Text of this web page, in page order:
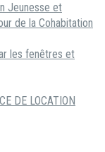
Jeunesse et
de la Cohabitation
les fenêtres et
DE LOCATION